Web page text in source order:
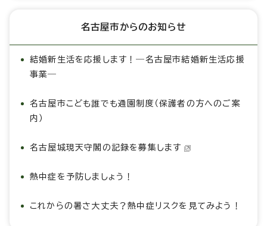
名古屋市からのお知らせ
結婚新生活を応援します！―名古屋市結婚新生活応援
事業―
名古屋市こども誰でも通園制度（保護者の方へのご案
内）
名古屋城現天守閣の記録を募集します
熱中症を予防しましょう！
これからの暑さ大丈夫？熱中症リスクを見てみよう！